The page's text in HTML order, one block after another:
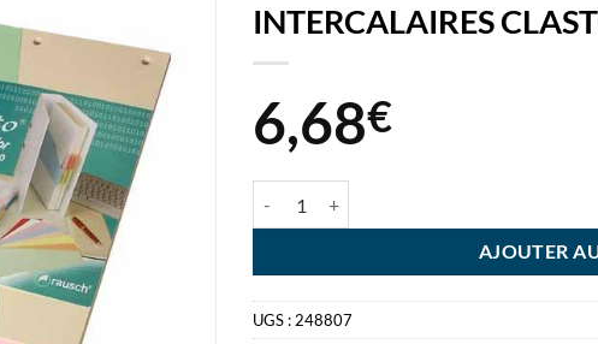
INTERCALAIRES
6,68€
AJOUTER
UGS : 248807